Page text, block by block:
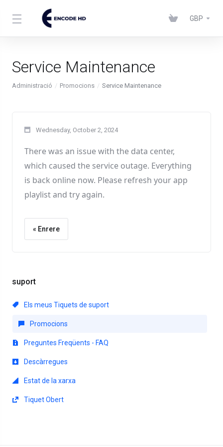
GBP
Service Maintenance
Administració Promocions Service Maintenance
suport
Els meus Tiquets de suport
Promocions
Preguntes Freqüents - FAQ
Descàrregues
Estat de la xarxa
Tiquet Obert
Wednesday, October 2, 2024
There was an issue with the data center,
which caused the service outage. Everything
is back online now. Please refresh your app
playlist and try again.
« Enrere